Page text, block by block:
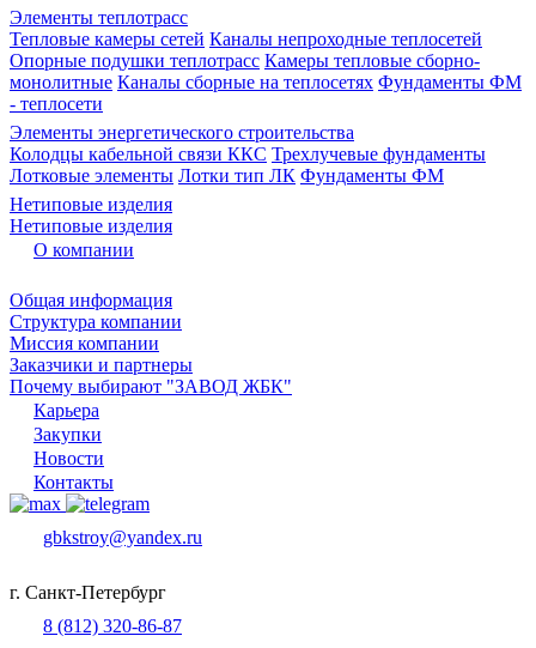
Элементы теплотрасс
Тепловые камеры сетей Каналы непроходные теплосетей
Опорные подушки теплотрасс Камеры тепловые сборно-
монолитные Каналы сборные на теплосетях Фундаменты ФМ
- теплосети
Элементы энергетического строительства
Колодцы кабельной связи ККС Трехлучевые фундаменты
Лотковые элементы Лотки тип ЛК Фундаменты ФМ
Нетиповые изделия
Нетиповые изделия
О компании
Общая информация
Структура компании
Миссия компании
Заказчики и партнеры
Почему выбирают "ЗАВОД ЖБК"
Карьера
Закупки
Новости
Контакты
gbkstroy@yandex.ru
г. Санкт-Петербург
8 (812) 320-86-87